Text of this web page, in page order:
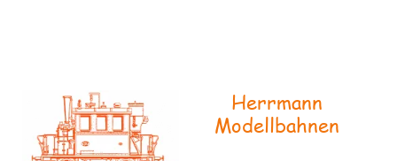
Herrmann
Modellbahnen